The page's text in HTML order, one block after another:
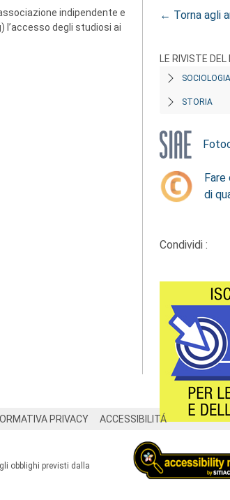
indipendente e
degli studiosi ai
← Torna agli
LE RIVISTE DEL
SOCIOLOGIA
STORIA
Fare
di
Condividi :
PRIVACY ACCESSIBILITÁ
obblighi previsti dalla